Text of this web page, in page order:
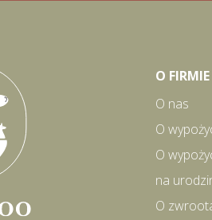
O FIRMIE
O nas
O
O
na
O